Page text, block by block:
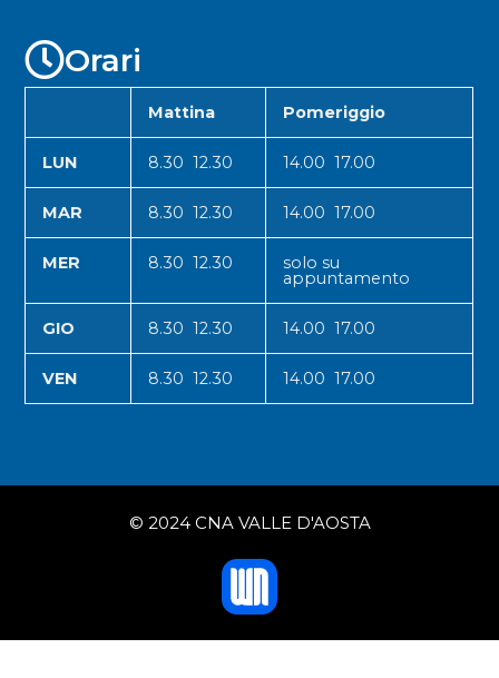
Orari
Mattina Pomeriggio
LUN 8.30 12.30 14.00 17.00
MAR 8.30 12.30 14.00 17.00
MER 8.30 12.30 solo su
appuntamento
GIO 8.30 12.30 14.00 17.00
VEN 8.30 12.30 14.00 17.00
© 2024 CNA VALLE D'AOSTA